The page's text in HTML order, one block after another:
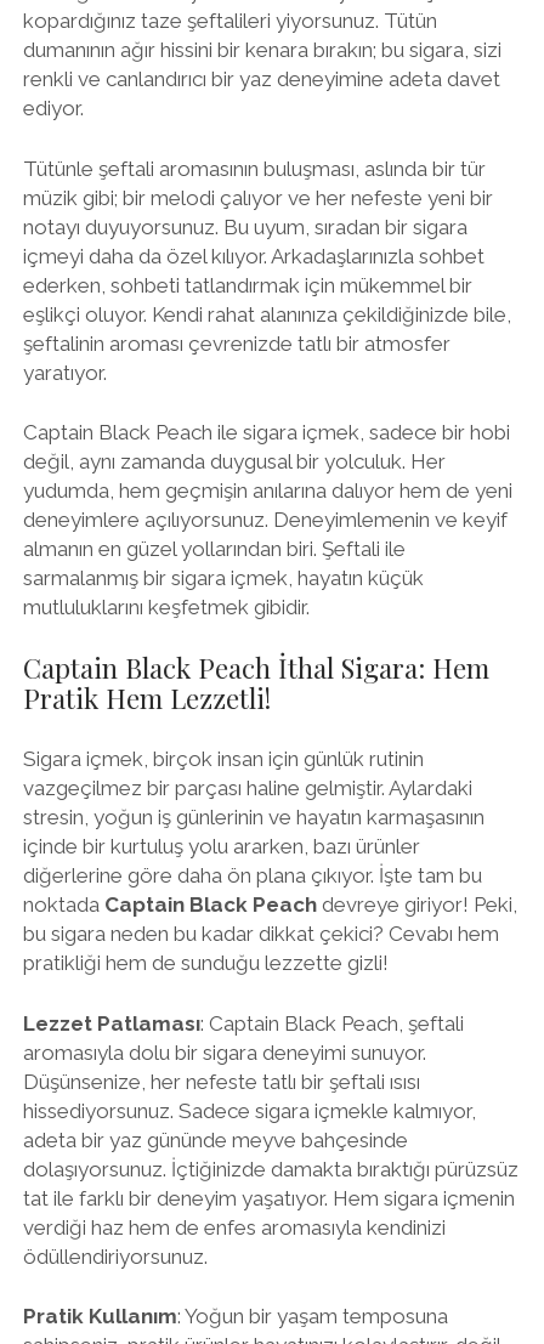
kopardığınız taze şeftalileri yiyorsunuz. Tütün
dumanının ağır hissini bir kenara bırakın; bu sigara, sizi
renkli ve canlandırıcı bir yaz deneyimine adeta davet
ediyor.
Tütünle şeftali aromasının buluşması, aslında bir tür
müzik gibi; bir melodi çalıyor ve her nefeste yeni bir
notayı duyuyorsunuz. Bu uyum, sıradan bir sigara
içmeyi daha da özel kılıyor. Arkadaşlarınızla sohbet
ederken, sohbeti tatlandırmak için mükemmel bir
eşlikçi oluyor. Kendi rahat alanınıza çekildiğinizde bile,
şeftalinin aroması çevrenizde tatlı bir atmosfer
yaratıyor.
Captain Black Peach ile sigara içmek, sadece bir hobi
değil, aynı zamanda duygusal bir yolculuk. Her
yudumda, hem geçmişin anılarına dalıyor hem de yeni
deneyimlere açılıyorsunuz. Deneyimlemenin ve keyif
almanın en güzel yollarından biri. Şeftali ile
sarmalanmış bir sigara içmek, hayatın küçük
mutluluklarını keşfetmek gibidir.
Captain Black Peach İthal Sigara: Hem
Pratik Hem Lezzetli!
Sigara içmek, birçok insan için günlük rutinin
vazgeçilmez bir parçası haline gelmiştir. Aylardaki
stresin, yoğun iş günlerinin ve hayatın karmaşasının
içinde bir kurtuluş yolu ararken, bazı ürünler
diğerlerine göre daha ön plana çıkıyor. İşte tam bu
noktada Captain Black Peachdevreye giriyor! Peki,
bu sigara neden bu kadar dikkat çekici? Cevabı hem
pratikliği hem de sunduğu lezzette gizli!
Lezzet Patlaması: Captain Black Peach, şeftali
aromasıyla dolu bir sigara deneyimi sunuyor.
Düşünsenize, her nefeste tatlı bir şeftali ısısı
hissediyorsunuz. Sadece sigara içmekle kalmıyor,
adeta bir yaz gününde meyve bahçesinde
dolaşıyorsunuz. İçtiğinizde damakta bıraktığı pürüzsüz
tat ile farklı bir deneyim yaşatıyor. Hem sigara içmenin
verdiği haz hem de enfes aromasıyla kendinizi
ödüllendiriyorsunuz.
Pratik Kullanım: Yoğun bir yaşam temposuna